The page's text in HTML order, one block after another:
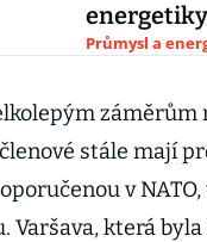
Průmysl a
stále mají
v
Varšava, která